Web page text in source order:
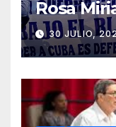
Rosa
30 JULIO,